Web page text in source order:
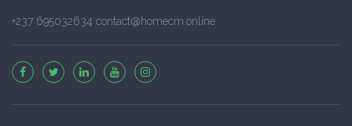
+237 695032634 contact@homecm.online